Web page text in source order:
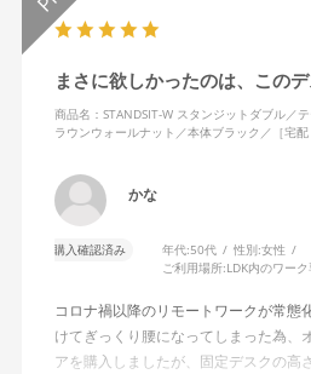
まさに欲しかったのは、このデ
商品名：STANDSIT-W スタンジットダブル／
ラウンウォールナット／本体ブラック／［宅配
かな
購入確認済み 年代:50代 性別:女性
ご利用場所:LDK内のワー
コロナ禍以降のリモートワークが常態
けてぎっくり腰になってしまった為、
アを購入しましたが、固定デスクの高